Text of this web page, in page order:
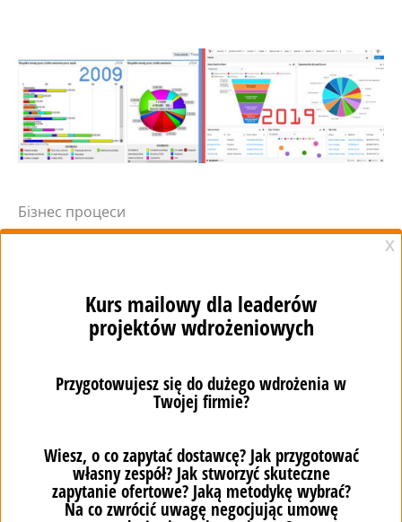
Бізнес процеси
вважати великою перевагою системи Sugar на
ринку, це її підхід до управління бізнес-процесами.
Advanced Workflow
, представлений під час
відображати бізнес-процеси за допомогою нотації
BPMN. Але яким би було графічне представлення
можливості їх автоматизувати? Його застосування
стало одним із головних факторів, завдяки якому,
наприклад, у відомій південноамериканській